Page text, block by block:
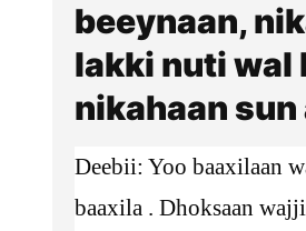
beeynaan,
lakki nuti wal
nikahaan
Deebii: Yoo baaxilaan
baaxila . Dhoksaan